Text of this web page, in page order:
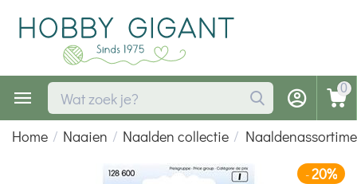
0
Home / Naaien / Naalden collectie /
-20%